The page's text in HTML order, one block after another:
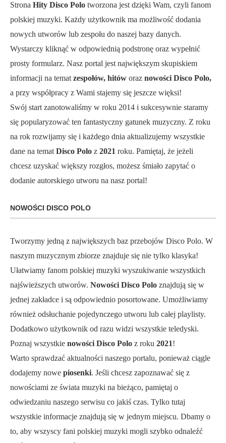
Strona Hity Disco Polo tworzona jest dzięki Wam, czyli fanom
polskiej muzyki. Każdy użytkownik ma możliwość dodania
nowych utworów lub zespołu do naszej bazy danych.
Wystarczy kliknąć w odpowiednią podstronę oraz wypełnić
prosty formularz. Nasz portal jest największym skupiskiem
informacji na tematzespołów, hitów oraz nowości Disco Polo,
a przy współpracy z Wami stajemy się jeszcze więksi!
Swój start zanotowaliśmy w roku 2014 i sukcesywnie staramy
się popularyzować ten fantastyczny gatunek muzyczny. Z roku
na rok rozwijamy się i każdego dnia aktualizujemy wszystkie
dane na tematDisco Polo z 2021 roku. Pamiętaj, że jeżeli
chcesz uzyskać większy rozgłos, możesz śmiało zapytać o
dodanie autorskiego utworu na nasz portal!
NOWOŚCI DISCO POLO
Tworzymy jedną z największych baz przebojów Disco Polo. W
naszym muzycznym zbiorze znajduje się nie tylko klasyka!
Ułatwiamy fanom polskiej muzyki wyszukiwanie wszystkich
najświeższych utworów. Nowości Disco Polo znajdują się w
jednej zakładce i są odpowiednio posortowane. Umożliwiamy
również odsłuchanie pojedynczego utworu lub całej playlisty.
Dodatkowo użytkownik od razu widzi wszystkie teledyski.
Poznaj wszystkie nowości Disco Polo z roku 2021!
Warto sprawdzać aktualności naszego portalu, ponieważ ciągle
dodajemy nowe piosenki. Jeśli chcesz zapoznawać się z
nowościami ze świata muzyki na bieżąco, pamiętaj o
odwiedzaniu naszego serwisu co jakiś czas. Tylko tutaj
wszystkie informacje znajdują się w jednym miejscu. Dbamy o
to, aby wszyscy fani polskiej muzyki mogli szybko odnaleźć